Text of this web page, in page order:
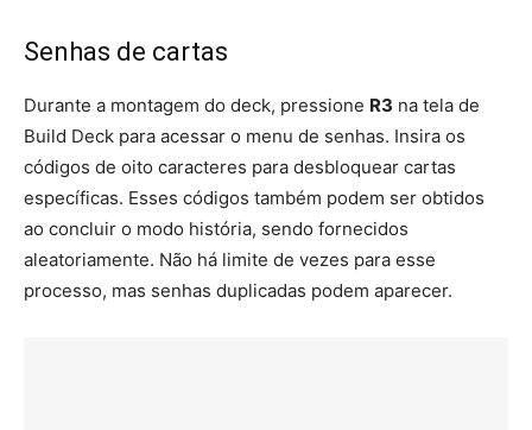
Senhas de cartas
Durante a montagem do deck, pressione R3 na tela de
Build Deck para acessar o menu de senhas. Insira os
códigos de oito caracteres para desbloquear cartas
específicas. Esses códigos também podem ser obtidos
ao concluir o modo história, sendo fornecidos
aleatoriamente. Não há limite de vezes para esse
processo, mas senhas duplicadas podem aparecer.